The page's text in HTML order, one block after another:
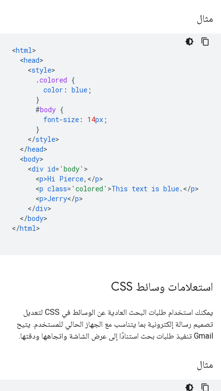
مثال
<html
<head
<style
.colored {
color : blue ;
}
#body {
font-size : 14px ;
}
</style
</head
<body
<div id= 'body'
<p>Hi Pierce,</p
<p class= 'colored' >This text is blue.</p
<p>Jerry</p
</div
</body>
</html>
استعلامات وسائط CSS
يمكنك استخدام طلبات البحث العادية عن الوسائط في CSS لتعديل
تصميم رسالة إلكترونية بما يتناسب مع الجهاز الحالي للمستخدم. يتيح
Gmail تنفيذ طلبات بحث استنادًا إلى عرض الشاشة واتجاهها ودقتها.
مثال